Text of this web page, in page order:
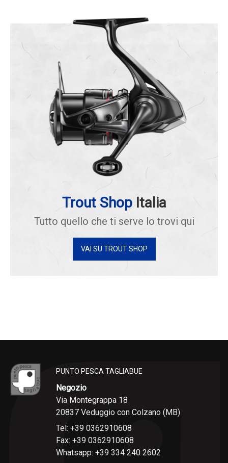
Trout ShopItalia
Tutto quello che ti serve lo trovi qui
VAI SU TROUT SHOP
PUNTO PESCA TAGLIABUE
Negozio
Via Montegrappa 18
20837 Veduggio con Colzano (MB)
Tel: +39 0362910608
Fax: +39 0362910608
Whatsapp: +39 334 240 2602